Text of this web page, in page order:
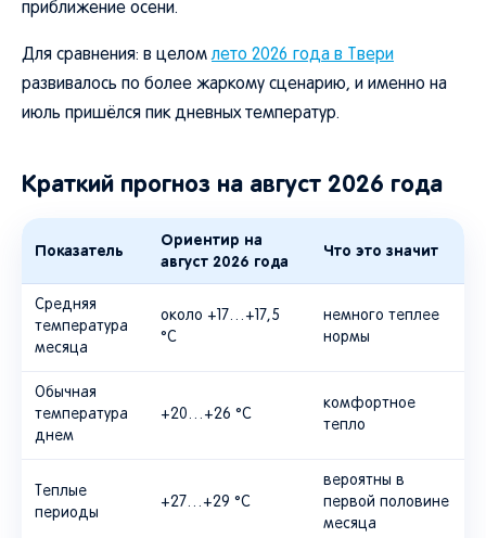
приближение осени.
Для сравнения: в целомлето 2026 года в Твери
развивалось по более жаркому сценарию, и именно на
июль пришёлся пик дневных температур.
Краткий прогноз на август 2026 года
Показатель
Ориентир на
август 2026 года
Что это значит
Средняя
температура
месяца
около +17…+17,5
°C
немного теплее
нормы
Обычная
температура
днем
+20…+26 °C
комфортное
тепло
Теплые
периоды
+27…+29 °C
вероятны в
первой половине
месяца